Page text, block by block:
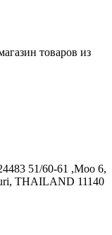
товаров из
51/60-61 ,Moo 6,
THAILAND 11140